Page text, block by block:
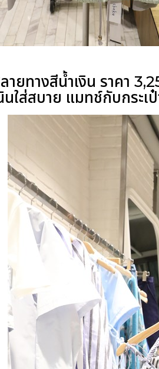
ายทางสีน้ำเงิน ราคา
ใส่สบาย แมทช์กับกระเ